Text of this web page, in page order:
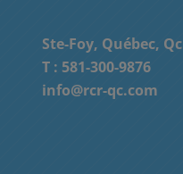
Ste-Foy, Québec, Qc
T : 581-300-9876
info@rcr-qc.com